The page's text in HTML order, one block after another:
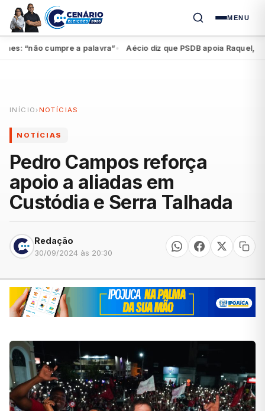
MENU
“não cumpre a palavra”● Aécio diz que PSDB apoia Raquel, mas
INÍCIO › NOTÍCIAS
NOTÍCIAS
Pedro Campos reforça
apoio a aliadas em
Custódia e Serra Talhada
Redação
30/09/2024 às 20:30